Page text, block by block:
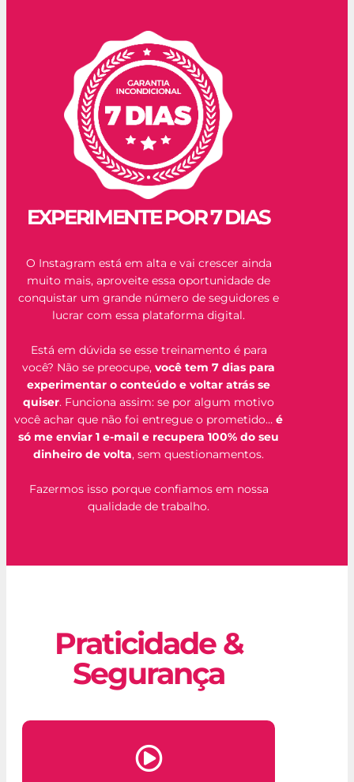
EXPERIMENTE POR 7 DIAS
O Instagram está em alta e vai crescer ainda
muito mais, aproveite essa oportunidade de
conquistar um grande número de seguidores e
lucrar com essa plataforma digital.
Está em dúvida se esse treinamento é para
você? Não se preocupe, você tem 7 dias para
experimentar o conteúdo e voltar atrás se
quiser. Funciona assim: se por algum motivo
você achar que não foi entregue o prometido… é
só me enviar 1 e-mail e recupera 100% do seu
dinheiro de volta, sem questionamentos.
Fazermos isso porque confiamos em nossa
qualidade de trabalho.
Praticidade &
Segurança